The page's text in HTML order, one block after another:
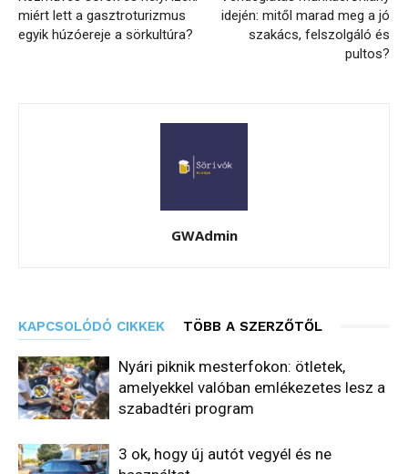
miért lett a gasztroturizmus
egyik húzóereje a sörkultúra?
idején: mitől marad meg a jó
szakács, felszolgáló és
pultos?
GWAdmin
KAPCSOLÓDÓ CIKKEK TÖBB A SZERZŐTŐL
Nyári piknik mesterfokon: ötletek,
amelyekkel valóban emlékezetes lesz a
szabadtéri program
3 ok, hogy új autót vegyél és ne